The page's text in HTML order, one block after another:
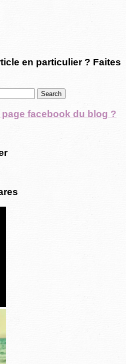
en particulier ? Faites
facebook du blog ?